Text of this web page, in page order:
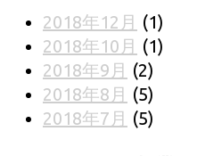
2018年12月 (1)
2018年10月 (1)
2018年9月 (2)
2018年8月 (5)
2018年7月 (5)